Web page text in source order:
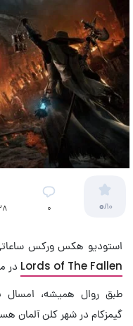
0/10 ۰ 28 مرداد
استودیو هکس ورکس
Lords of The Fallen در
طبق روال همیشه، امسال
گیمزکام در شهر کلن آلمان